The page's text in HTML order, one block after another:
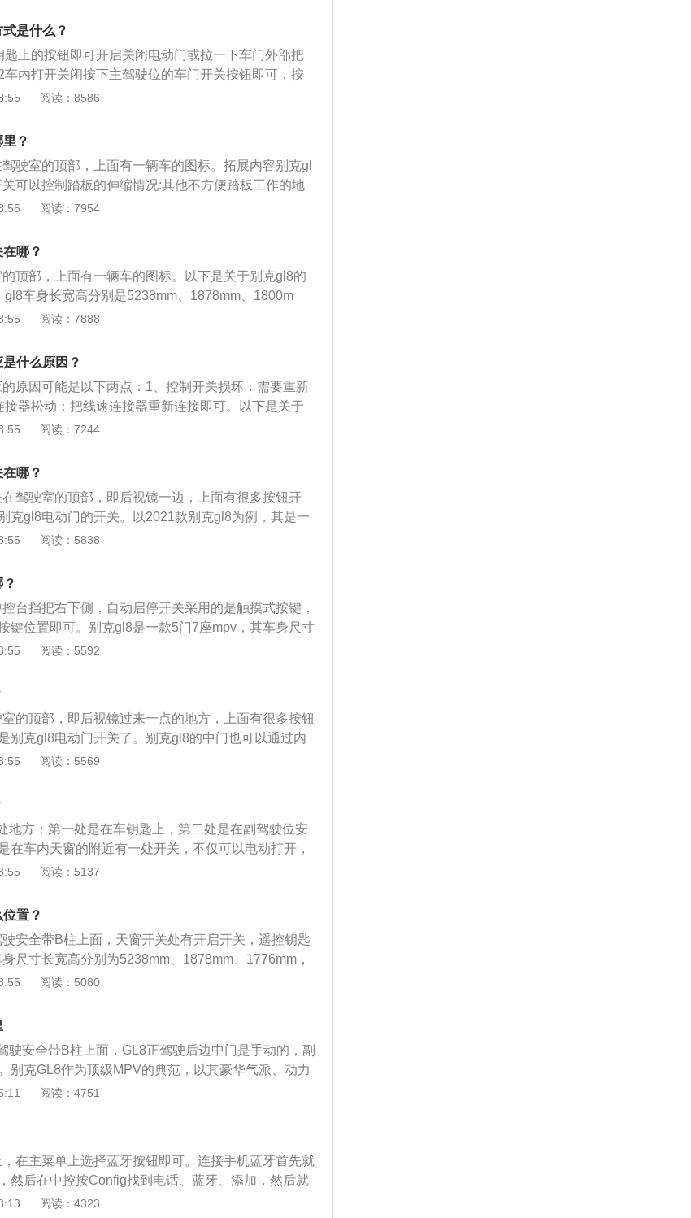
是什么？
上的按钮即可开启关闭电动门或拉一下车门外部把
内打开关闭按下主驾驶位的车门开关按钮即可，按
动门开启，按下副驾后b柱上的按钮即可开启。
阅读：8586
？
驶室的顶部，上面有一辆车的图标。拓展内容别克gl
可以控制踏板的伸缩情况:其他不方便踏板工作的地
的时候踏板不会工作。2、开关上有指示灯监控踏板
架磕坏。3、车底有单独设计有4个顶车支架:方便更换
顶。4、防夹功能:具有真正的防夹功能，遇到障碍物
遥控器解锁的同时，踏板就会伸出来等着客人上车，
。6、D档锁死功能:避免车辆在行进过程中误操作伸
阅读：7954
哪？
顶部，上面有一辆车的图标。以下是关于别克gl8的
车身长宽高分别是5238mm、1878mm、1800m
积为66l，行李箱容积为1605l。2、动力配置：gl8的
，最大功率是174kw，最大扭矩是350nm，与其匹
阅读：7888
什么原因？
原因可能是以下两点：1、控制开关损坏：需要重新
器松动：把线速连接器重新连接即可。以下是关于
间大小：gl8是别克gl8汽车，该车是一款MPV，其长
发动机和9速HYDRA-MATIC智能变速箱的王牌动力
动力系统，可实现最大功率174kW，峰值扭矩350牛·
阅读：7244
哪？
驾驶室的顶部，即后视镜一边，上面有很多按钮开
克gl8电动门的开关。以2021款别克gl8为例，其是一
、宽1878mm、高1776mm，轴距为3088mm。
，最大功率是174kw，与其匹配的是9挡手自一体变速
阅读：5838
台挡把右下侧，自动启停开关采用的是触摸式按键，
键位置即可。别克gl8是一款5门7座mpv，其车身尺寸
、高1776mm，轴距为3088mm。别克gl8搭载了2.0
了麦弗逊式独立悬架，后悬架使用了扭力梁式非独立
阅读：5592
的顶部，即后视镜过来一点的地方，上面有很多按钮
别克gl8电动门开关了。别克gl8的中门也可以通过内
上面的按键也可以开启。gl8是别克旗下一款mpv，前
翼型全LED自动感应大灯共同营造出棱角分明的标识
车的长宽高分别为5238mm、1878mm、1800mm，
阅读：5569
地方：第一处是在车钥匙上，第二处是在副驾驶位安
在车内天窗的附近有一处开关，不仅可以电动打开，
门开关注意事项：汽车的电动车门没反应需要检查汽
门出现开关不灵的现象。别克gl8的前悬架使用的是麦
的后悬架使用的是扭力梁非独立悬架，es版汽车的后
架。mpv汽车用扭力梁后悬架是以便下降后备箱地板
箱的空间。GL8仍有3.0升V6SIDI直喷发动机和Ecotec
新的六速手动变速箱相匹配。BOSCH8.1ESP电子稳
轻。
阅读：5137
置？
安全带B柱上面，天窗开关处有开启开关，遥控钥匙
尺寸长宽高分别为5238mm、1878mm、1776mm，
别克gl8中网样式采用了飞翼式的设计，添加了全LED
面，新车依旧搭载2.0TSIDI直喷涡轮增压发动机，传
箱。
阅读：5080
驶安全带B柱上面，GL8正驾驶后边中门是手动的，副
别克GL8作为顶级MPV的典范，以其豪华气派、动力
消费者喜爱。是北京申奥、APEC会议等重大国际级
排放标准，搭载的2.0TSIDI直喷涡轮增压发动机，最
高时速可达205km/h。Gl8是美国通用汽车产品类型中
重、底盘扎实、动力强劲。
阅读：4751
在主菜单上选择蓝牙按钮即可。连接手机蓝牙首先就
然后在中控按Config找到电话、蓝牙、添加，然后就
设备搜索蓝牙，会找到SGM这个蓝牙信号。输入之前
阅读：4323